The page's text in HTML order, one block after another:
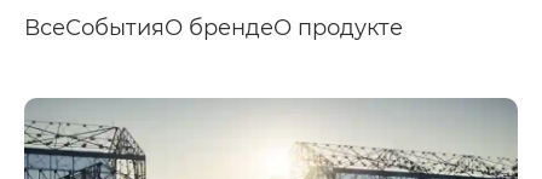
ВсеСобытияО брендеО продукте